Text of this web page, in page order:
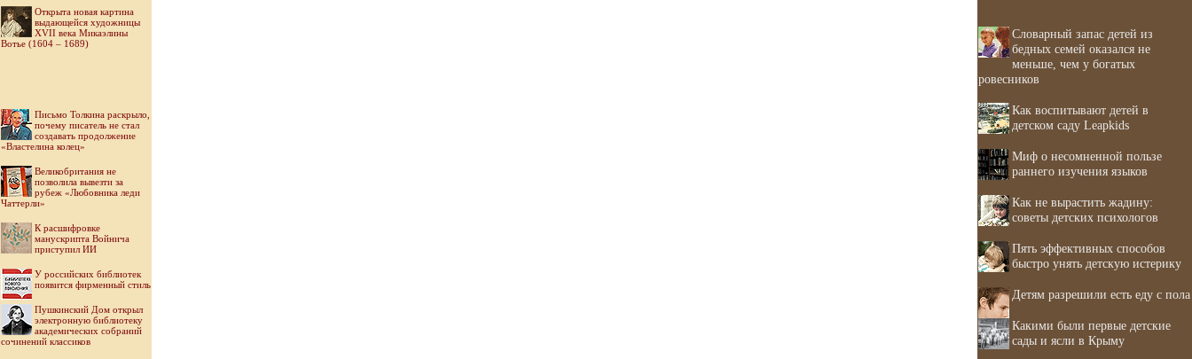
Открыта новая картина
выдающейся художницы
XVII века Микаэлины
Вотье (1604 – 1689)
Письмо Толкина раскрыло,
почему писатель не стал
создавать продолжение
«Властелина колец»
Великобритания не
позволила вывезти за
рубеж «Любовника леди
Чаттерли»
К расшифровке
манускрипта Войнича
приступил ИИ
У российских библиотек
появится фирменный стиль
Пушкинский Дом открыл
электронную библиотеку
академических собраний
сочинений классиков
Словарный запас детей из
бедных семей оказался не
меньше, чем у богатых
ровесников
Как воспитывают детей в
детском саду Leapkids
Миф о несомненной пользе
раннего изучения языков
Как не вырастить жадину:
советы детских психологов
Пять эффективных способов
быстро унять детскую истерику
Детям разрешили есть еду с пола
Какими были первые детские
сады и ясли в Крыму